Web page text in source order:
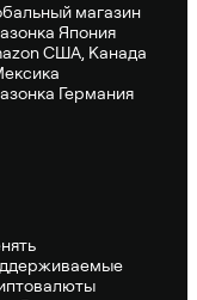
магазин
Япония
США, Канада
Германия